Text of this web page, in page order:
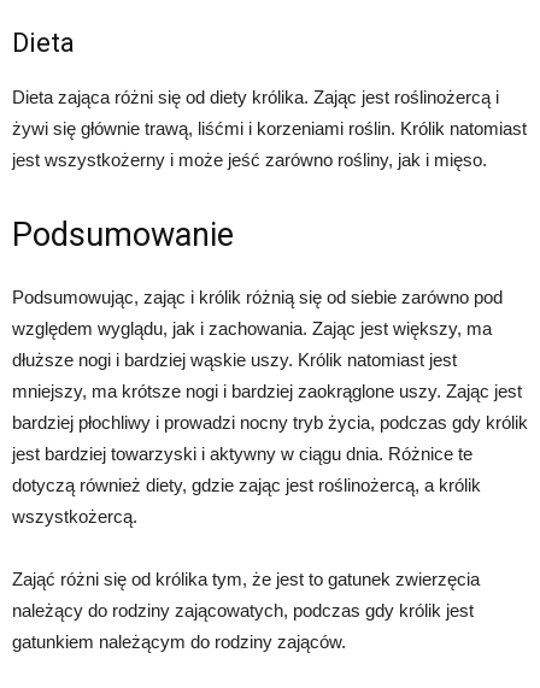
Dieta
Dieta zająca różni się od diety królika. Zając jest roślinożercą i
żywi się głównie trawą, liśćmi i korzeniami roślin. Królik natomiast
jest wszystkożerny i może jeść zarówno rośliny, jak i mięso.
Podsumowanie
Podsumowując, zając i królik różnią się od siebie zarówno pod
względem wyglądu, jak i zachowania. Zając jest większy, ma
dłuższe nogi i bardziej wąskie uszy. Królik natomiast jest
mniejszy, ma krótsze nogi i bardziej zaokrąglone uszy. Zając jest
bardziej płochliwy i prowadzi nocny tryb życia, podczas gdy królik
jest bardziej towarzyski i aktywny w ciągu dnia. Różnice te
dotyczą również diety, gdzie zając jest roślinożercą, a królik
wszystkożercą.
Zająć różni się od królika tym, że jest to gatunek zwierzęcia
należący do rodziny zającowatych, podczas gdy królik jest
gatunkiem należącym do rodziny zająców.